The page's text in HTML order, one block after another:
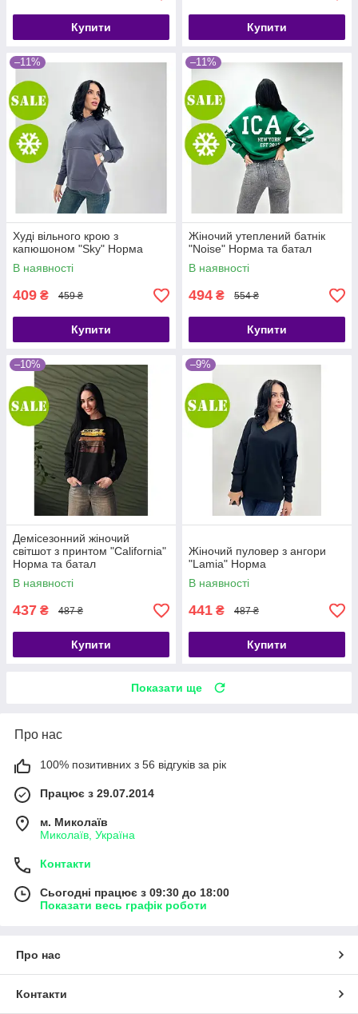
Купити Купити
–11%
Худі вільного крою з
капюшоном "Sky" Норма
В наявності
409 ₴ 459 ₴
Купити
–11%
Жіночий утеплений батнік
"Noise" Норма та батал
В наявності
494 ₴ 554 ₴
Купити
–10%
Демісезонний жіночий
світшот з принтом "California"
Норма та батал
В наявності
437 ₴ 487 ₴
Купити
–9%
Жіночий пуловер з ангори
"Lamia" Норма
В наявності
441 ₴ 487 ₴
Купити
Показати ще
Про нас
100% позитивних з 56 відгуків за рік
Працює з 29.07.2014
м. Миколаїв
Миколаїв, Україна
Контакти
Сьогодні працює з 09:30 до 18:00
Показати весь графік роботи
Про нас
Контакти